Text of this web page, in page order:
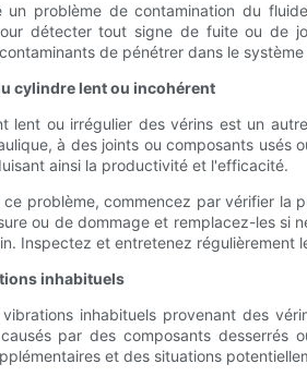
un problème de contamination du
détecter tout signe de fuite ou de
de pénétrer dans le
cylindre lent ou incohérent
lent ou irrégulier des vérins est un
à des joints ou composants usés
ainsi la productivité et l'efficacité.
ce problème, commencez par vérifier la
ou de dommage et remplacez-les si
Inspectez et entretenez régulièrement
inhabituels
inhabituels provenant des
par des composants desserrés
et des situations